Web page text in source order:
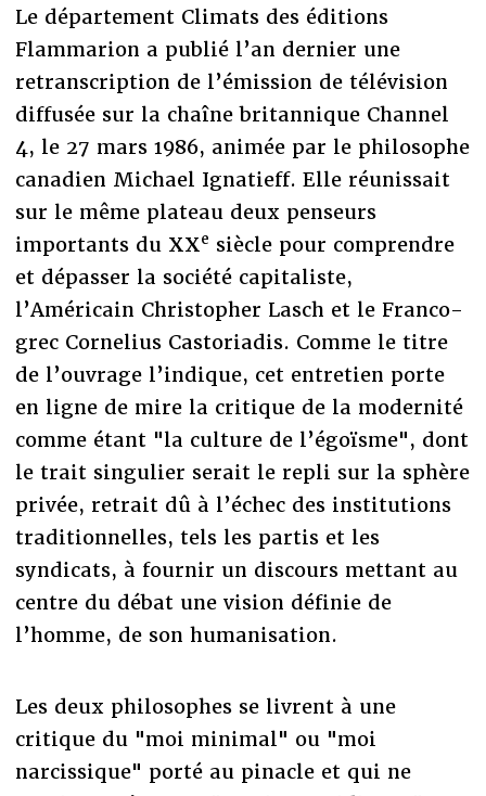
Le département Climats des éditions
Flammarion a publié l’an dernier une
retranscription de l’émission de télévision
diffusée sur la chaîne britannique Channel
4, le 27 mars 1986, animée par le philosophe
canadien Michael Ignatieff. Elle réunissait
sur le même plateau deux penseurs
importants du XXe siècle pour comprendre
et dépasser la société capitaliste,
l’Américain Christopher Lasch et le Franco-
grec Cornelius Castoriadis. Comme le titre
de l’ouvrage l’indique, cet entretien porte
en ligne de mire la critique de la modernité
comme étant "la culture de l’égoïsme", dont
le trait singulier serait le repli sur la sphère
privée, retrait dû à l’échec des institutions
traditionnelles, tels les partis et les
syndicats, à fournir un discours mettant au
centre du débat une vision définie de
l’homme, de son humanisation.
Les deux philosophes se livrent à une
critique du "moi minimal" ou "moi
narcissique" porté au pinacle et qui ne